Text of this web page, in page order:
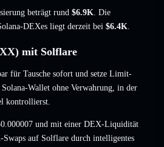
beträgt rund $6.9K. Die
DEXes liegt derzeit bei $6.4K.
mit Solflare
für Tausche sofort und setze Limit-
Wallet ohne Verwahrung, in der
kontrollierst.
und mit einer DEX-Liquidität
auf Solflare durch intelligentes